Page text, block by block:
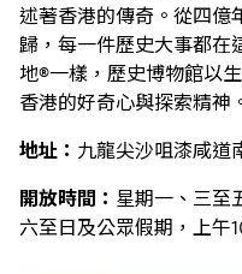
述著香港的傳奇。從四億
歸，每一件歷史大事都在
地®一樣，歷史博物館以
香港的好奇心與探索精神
地址： 九龍尖沙咀漆咸道
開放時間： 星期一、三至
六至日及公眾假期，上午